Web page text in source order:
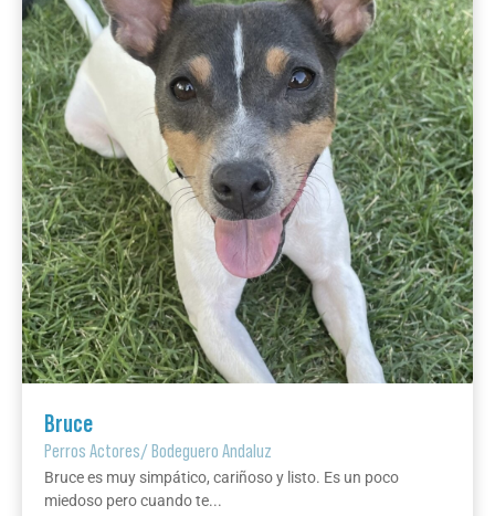
Bruce
Perros Actores/Bodeguero Andaluz
Bruce es muy simpático, cariñoso y listo. Es un poco
miedoso pero cuando te...